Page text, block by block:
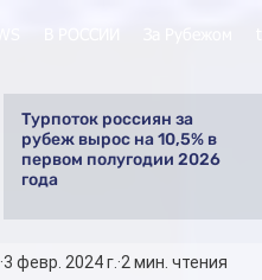
Турпоток россиян за
рубеж вырос на 10,5% в
первом полугодии 2026
года
3 февр. 2024 г. 2 мин. чтения